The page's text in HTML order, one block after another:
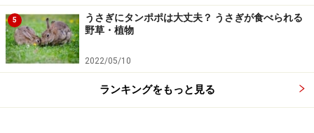
に使ってくれます。ただ、これは縄張りを意識しなくて
済む単頭飼いのときに、効果が高いようです。でも、そ
そうをしても、決して怒ったりしないでください。うさ
ぎは自由人（兎）なのです。しつけは効きません。怒る
人＝怖い人、と認識し、以降言うことを聞いてくれなく
なります。注意しましょう。
5
うさぎにタンポポは大丈夫？ うさぎが食べられる
野草・植物
2022/05/10
ランキングをもっと見る